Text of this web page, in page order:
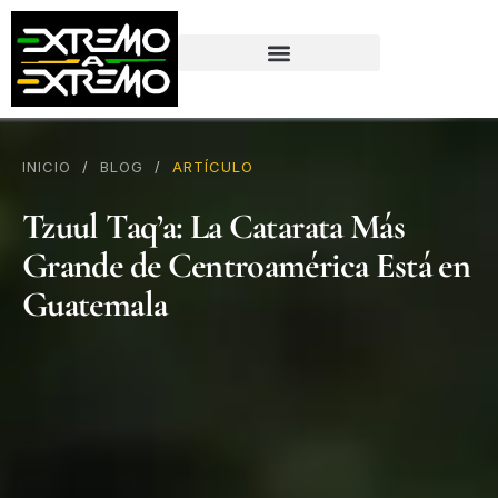
contenido
INICIO / BLOG / ARTÍCULO
Tzuul Taq’a: La Catarata Más
Grande de Centroamérica Está en
Guatemala